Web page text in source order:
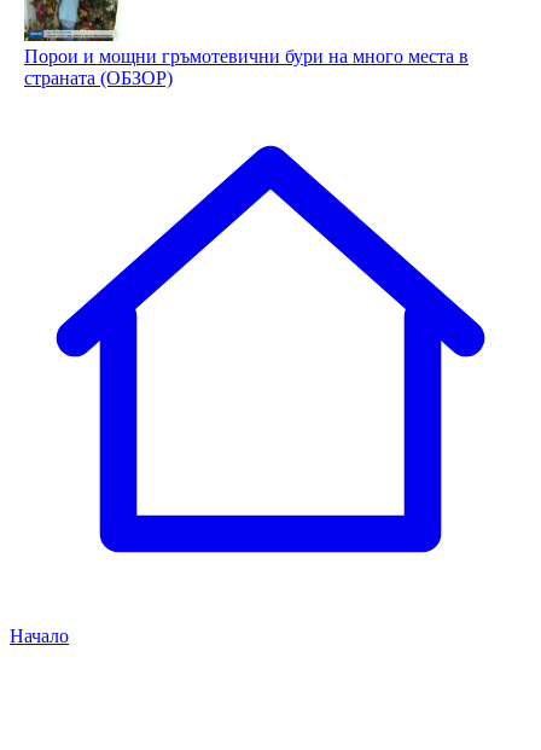
Порои и мощни гръмотевични бури на много места в
страната (ОБЗОР)
Начало